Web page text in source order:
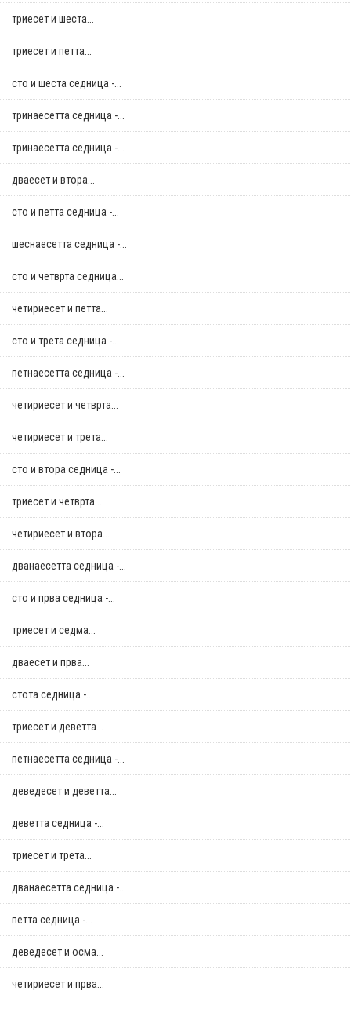
триесет и шеста...
триесет и петта...
сто и шеста седница -...
тринаесетта седница -...
тринаесетта седница -...
дваесет и втора...
сто и петта седница -...
шеснаесетта седница -...
сто и четврта седница...
четириесет и петта...
сто и трета седница -...
петнаесетта седница -...
четириесет и четврта...
четириесет и трета...
сто и втора седница -...
триесет и четврта...
четириесет и втора...
дванаесетта седница -...
сто и прва седница -...
триесет и седма...
дваесет и прва...
стотa седница -...
триесет и деветта...
петнаесетта седница -...
деведесет и деветта...
деветта седница -...
триесет и трета...
дванаесетта седница -...
петта седница -...
деведесет и осма...
четириесет и прва...